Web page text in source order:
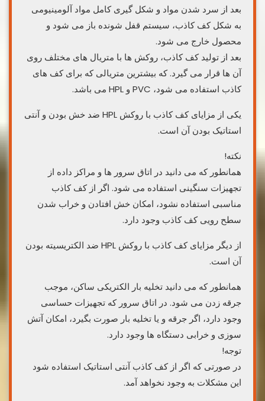
بعد از سرد شدن مواد و شکل گیری کامل مواد آلومینیومی
به شکل کف کاذب، سیستم قفل شونده باز می شود و
محصول خارج می شود.
بعد از تولید کف کاذب، روکش ها با متریال های مختلف روی
آن ها قرار می گیرد. که بیشترین متریالی که برای کف های
کاذب استفاده می شود، PVC و HPL می باشد.
یکی از مزایای کف کاذب با روکش HPL ضد خش بودن و آنتی
استاتیک بودن آن است.
نکته!
همانطور که می دانید در اتاق سرور ها و مراکز داده از
تجهیزات سنگینی استفاده می شود. اگر از کف کاذب
مناسبی استفاده نشود، امکان خش افتادن و خراب شدن
سطح رویی کف کاذب وجود دارد.
از دیگر مزایای کف کاذب با روکش HPL ضد الکتریسیته بودن
آن است.
همانطور که می دانید تخلیه بار الکتریکی ساکن، موجب
جرقه زدن می شود. در اتاق سرور که تجهیزات حساسی
وجود دارد، اگر جرقه و یا تخلیه بار صورت بگیرد، امکان آتش
سوزی و خرابی دستگاه ها وجود دارد.
توجه!
در صورتی که اگر از کف کاذب آنتی استاتیک استفاده شود
این مشکلات به وجود نخواهد آمد.